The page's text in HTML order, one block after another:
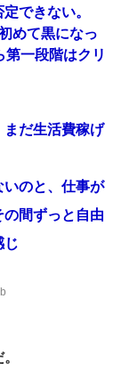
できない。
めて黒になっ
一段階はクリ
だ生活費稼げ
のと、仕事が
間ずっと自由
じ